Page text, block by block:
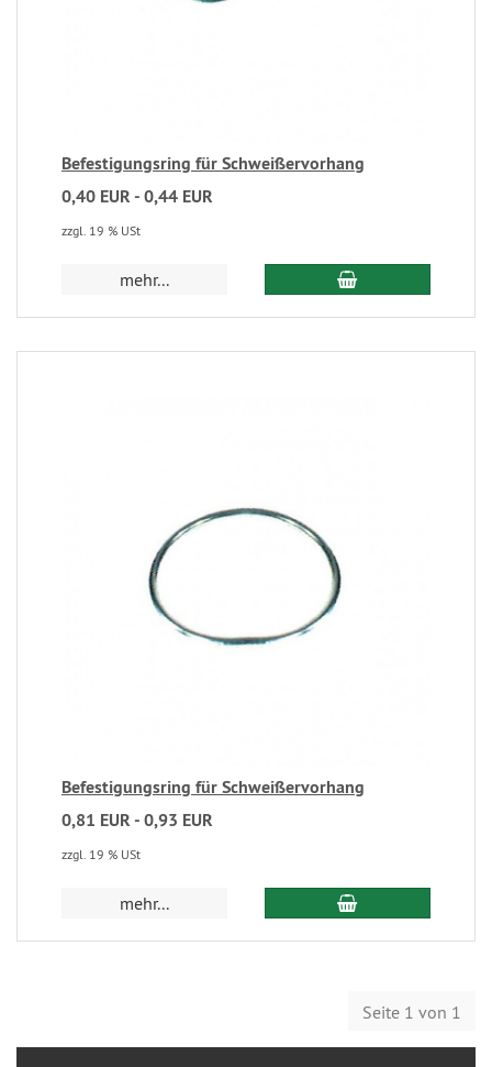
Befestigungsring für Schweißervorhang
0,40 EUR - 0,44 EUR
zzgl. 19 % USt
mehr...
Befestigungsring für Schweißervorhang
0,81 EUR - 0,93 EUR
zzgl. 19 % USt
mehr...
Seite 1 von 1